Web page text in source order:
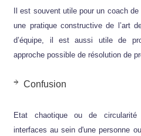
Il est souvent utile pour un coach
une pratique constructive de l’art
d’équipe, il est aussi utile de
approche possible de résolution de
Confusion
Etat chaotique ou de
interfaces au sein d'une personne